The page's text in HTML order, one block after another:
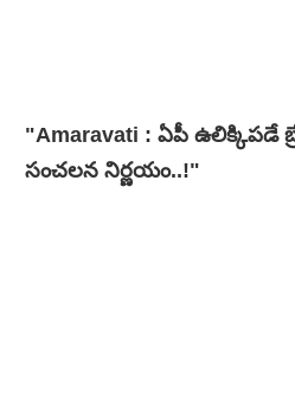
"Amaravati : ఏపీ ఉలిక్కిపడే
సంచలన నిర్ణయం..!"